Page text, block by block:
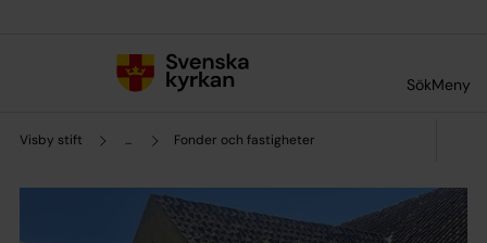
SökMeny
Visby stift ... Fonder och fastigheter